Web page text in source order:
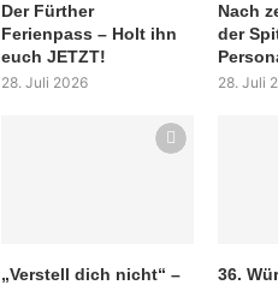
Der Fürther
Ferienpass – Holt ihn
euch JETZT!
28. Juli 2026
Nach
der
28. Juli
„Verstell dich nicht“ –
36.